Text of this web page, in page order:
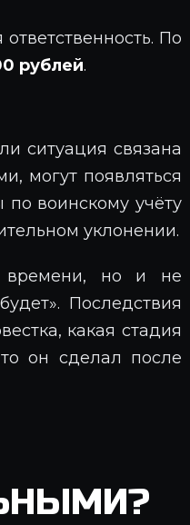
По
рублей.
ситуация связана
могут появляться
воинскому учёту
уклонении.
времени, но и не
Последствия
какая стадия
он сделал после